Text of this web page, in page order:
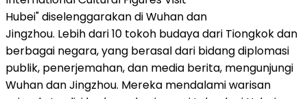
Hubei" diselenggarakan di Wuhan dan
Jingzhou. Lebih dari 10 tokoh budaya dari Tiongkok dan
berbagai negara, yang berasal dari bidang diplomasi
publik, penerjemahan, dan media berita, mengunjungi
Wuhan dan Jingzhou. Mereka mendalami warisan